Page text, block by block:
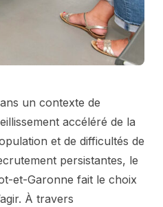
un contexte de
accéléré de la
et de difficultés de
persistantes, le
et-Garonne fait le choix
À travers